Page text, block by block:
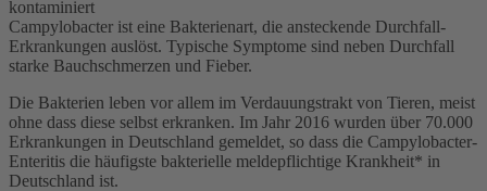
Campylobacter ist eine Bakterienart, die ansteckende Durchfall-
Erkrankungen auslöst. Typische Symptome sind neben Durchfall
starke Bauchschmerzen und Fieber.
Die Bakterien leben vor allem im Verdauungstrakt von Tieren, meist
ohne dass diese selbst erkranken. Im Jahr 2016 wurden über 70.000
Erkrankungen in Deutschland gemeldet, so dass die Campylobacter-
Enteritis die häufigste bakterielle meldepflichtige Krankheit* in
Deutschland ist.